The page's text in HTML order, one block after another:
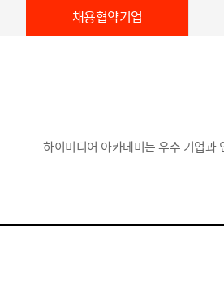
채용협약기업
하이미디어 아카데미는 우수 기업과